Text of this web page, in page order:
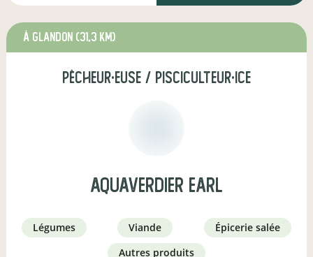
à Glandon (31,3 km)
pêcheur·euse / pisciculteur·ice
AQUAVERDIER EARL
légumes viande
épicerie salée
autres produits